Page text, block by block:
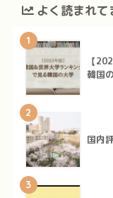
よく読まれて
1
【
韓国
2
国内
3